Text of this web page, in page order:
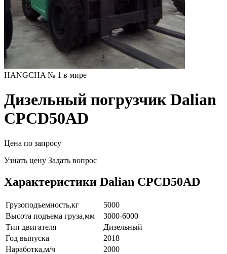
HANGCHA № 1 в мире
Дизельный погрузчик Dalian
CPCD50AD
Цена по запросу
Узнать цену Задать вопрос
Характеристики Dalian CPCD50AD
Грузоподъемность,кг
5000
Высота подъема груза,мм
3000-6000
Тип двигателя
Дизельный
Год выпуска
2018
Наработка,м/ч
2000